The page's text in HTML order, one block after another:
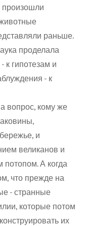
произошли
раньше.
проделала
к гипотезам и
- к
вопрос, кому же
и
великанов и
А когда
что прежде на
- странные
которые потом
их
older?
I am